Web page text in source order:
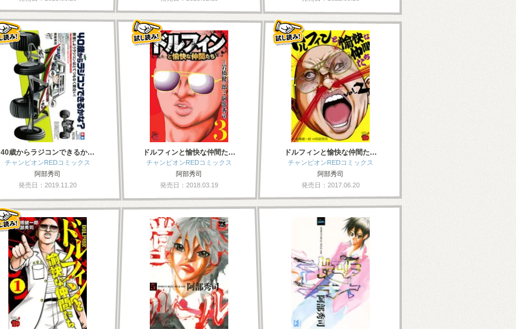
40歳からラジコンできるか…
チャンピオンREDコミックス
阿部秀司
発売日：2019.11.20
ドルフィンと愉快な仲間た…
チャンピオンREDコミックス
阿部秀司
発売日：2018.03.19
ドルフィンと愉快な仲間た…
チャンピオンREDコミックス
阿部秀司
発売日：2017.06.20